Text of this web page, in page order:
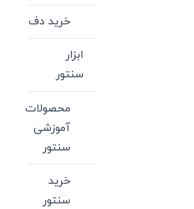
خرید دف
ابزار
سنتور
محصولات
آموزشی
سنتور
خرید
سنتور